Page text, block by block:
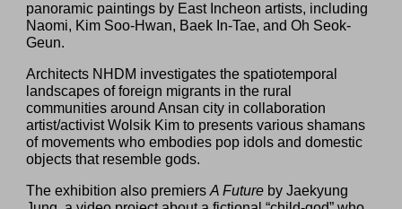
panoramic paintings by East Incheon artists, including
Naomi, Kim Soo-Hwan, Baek In-Tae, and Oh Seok-
Geun.
Architects NHDM investigates the spatiotemporal
landscapes of foreign migrants in the rural
communities around Ansan city in collaboration
artist/activist Wolsik Kim to presents various shamans
of movements who embodies pop idols and domestic
objects that resemble gods.
The exhibition also premiersA Future by Jaekyung